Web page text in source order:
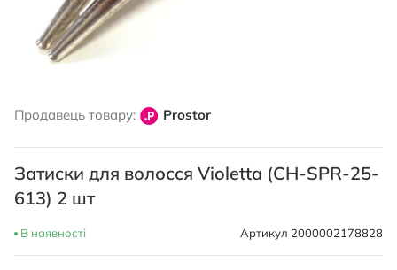
початку
зображень
Продавець товару: Prostor
Затиски для волосся Violetta (CH-SPR-25-
613) 2 шт
В наявності Артикул 2000002178828